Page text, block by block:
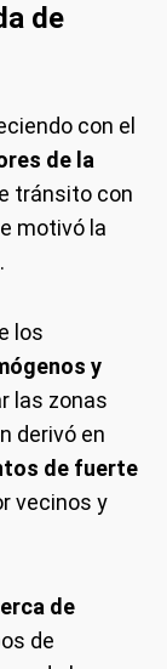
de
con el
de la
tránsito con
motivó la
los
y
las zonas
derivó en
de fuerte
vecinos y
de
de